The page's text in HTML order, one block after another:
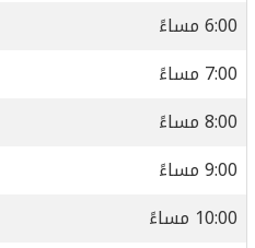
6:00 مساءً
7:00 مساءً
8:00 مساءً
9:00 مساءً
10:00 مساءً